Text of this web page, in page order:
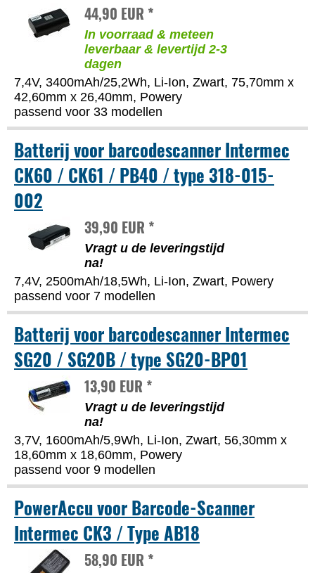
44,90 EUR *
In voorraad & meteen
leverbaar & levertijd 2-3
dagen
7,4V, 3400mAh/25,2Wh, Li-Ion, Zwart, 75,70mm x
42,60mm x 26,40mm, Powery
passend voor 33 modellen
Batterij voor barcodescanner Intermec
CK60 / CK61 / PB40 / type 318-015-
002
39,90 EUR *
Vragt u de leveringstijd
na!
7,4V, 2500mAh/18,5Wh, Li-Ion, Zwart, Powery
passend voor 7 modellen
Batterij voor barcodescanner Intermec
SG20 / SG20B / type SG20-BP01
13,90 EUR *
Vragt u de leveringstijd
na!
3,7V, 1600mAh/5,9Wh, Li-Ion, Zwart, 56,30mm x
18,60mm x 18,60mm, Powery
passend voor 9 modellen
PowerAccu voor Barcode-Scanner
Intermec CK3 / Type AB18
58,90 EUR *